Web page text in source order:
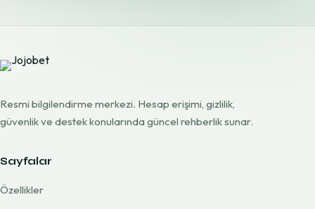
Resmi bilgilendirme merkezi. Hesap erişimi, gizlilik,
güvenlik ve destek konularında güncel rehberlik sunar.
Sayfalar
Özellikler